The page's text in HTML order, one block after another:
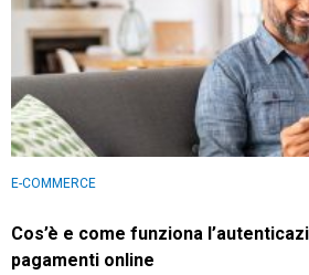
E-COMMERCE
Cos’è e come funziona
pagamenti online